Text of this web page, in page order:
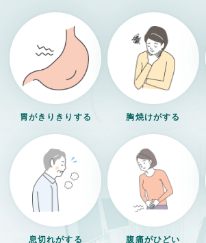
胃がきりきりする 胸焼けがする
息切れがする 腹痛がひどい